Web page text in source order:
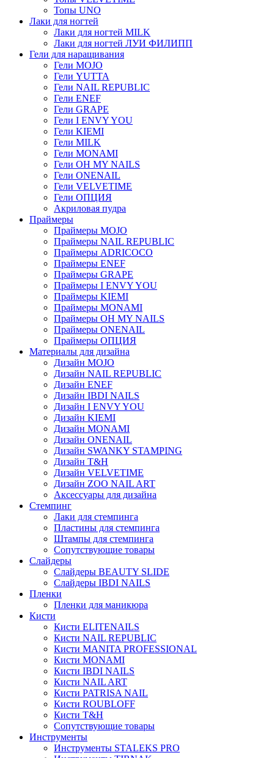
Топы UNO
Лаки для ногтей
Лаки для ногтей MILK
Лаки для ногтей ЛУИ ФИЛИПП
Гели для наращивания
Гели MOJO
Гели YUTTA
Гели NAIL REPUBLIC
Гели ENEF
Гели GRAPE
Гели I ENVY YOU
Гели KIEMI
Гели MILK
Гели MONAMI
Гели OH MY NAILS
Гели ONENAIL
Гели VELVETIME
Гели ОПЦИЯ
Акриловая пудра
Праймеры
Праймеры MOJO
Праймеры NAIL REPUBLIC
Праймеры ADRICOCO
Праймеры ENEF
Праймеры GRAPE
Праймеры I ENVY YOU
Праймеры KIEMI
Праймеры MONAMI
Праймеры OH MY NAILS
Праймеры ONENAIL
Праймеры ОПЦИЯ
Материалы для дизайна
Дизайн MOJO
Дизайн NAIL REPUBLIC
Дизайн ENEF
Дизайн IBDI NAILS
Дизайн I ENVY YOU
Дизайн KIEMI
Дизайн MONAMI
Дизайн ONENAIL
Дизайн SWANKY STAMPING
Дизайн T&H
Дизайн VELVETIME
Дизайн ZOO NAIL ART
Аксессуары для дизайна
Стемпинг
Лаки для стемпинга
Пластины для стемпинга
Штампы для стемпинга
Сопутствующие товары
Слайдеры
Слайдеры BEAUTY SLIDE
Слайдеры IBDI NAILS
Пленки
Пленки для маникюра
Кисти
Кисти ELITENAILS
Кисти NAIL REPUBLIC
Кисти MANITA PROFESSIONAL
Кисти MONAMI
Кисти IBDI NAILS
Кисти NAIL ART
Кисти PATRISA NAIL
Кисти ROUBLOFF
Кисти T&H
Сопутствующие товары
Инструменты
Инструменты STALEKS PRO